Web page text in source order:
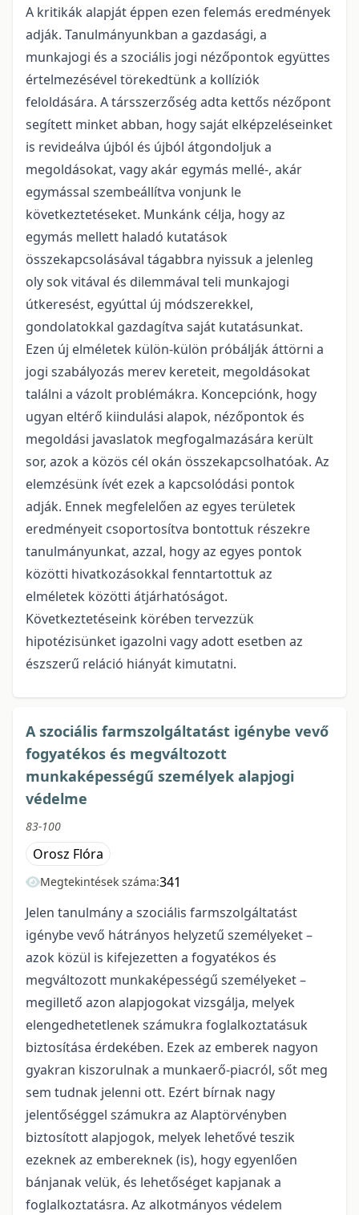
A kritikák alapját éppen ezen felemás eredmények
adják. Tanulmányunkban a gazdasági, a
munkajogi és a szociális jogi nézőpontok együttes
értelmezésével törekedtünk a kollíziók
feloldására. A társszerzőség adta kettős nézőpont
segített minket abban, hogy saját elképzeléseinket
is revideálva újból és újból átgondoljuk a
megoldásokat, vagy akár egymás mellé-, akár
egymással szembeállítva vonjunk le
következtetéseket. Munkánk célja, hogy az
egymás mellett haladó kutatások
összekapcsolásával tágabbra nyissuk a jelenleg
oly sok vitával és dilemmával teli munkajogi
útkeresést, egyúttal új módszerekkel,
gondolatokkal gazdagítva saját kutatásunkat.
Ezen új elméletek külön-külön próbálják áttörni a
jogi szabályozás merev kereteit, megoldásokat
találni a vázolt problémákra. Koncepciónk, hogy
ugyan eltérő kiindulási alapok, nézőpontok és
megoldási javaslatok megfogalmazására került
sor, azok a közös cél okán összekapcsolhatóak. Az
elemzésünk ívét ezek a kapcsolódási pontok
adják. Ennek megfelelően az egyes területek
eredményeit csoportosítva bontottuk részekre
tanulmányunkat, azzal, hogy az egyes pontok
közötti hivatkozásokkal fenntartottuk az
elméletek közötti átjárhatóságot.
Következtetéseink körében tervezzük
hipotézisünket igazolni vagy adott esetben az
észszerű reláció hiányát kimutatni.
A szociális farmszolgáltatást igénybe vevő
fogyatékos és megváltozott
munkaképességű személyek alapjogi
védelme
83-100
Orosz Flóra
Megtekintések száma:341
Jelen tanulmány a szociális farmszolgáltatást
igénybe vevő hátrányos helyzetű személyeket –
azok közül is kifejezetten a fogyatékos és
megváltozott munkaképességű személyeket –
megillető azon alapjogokat vizsgálja, melyek
elengedhetetlenek számukra foglalkoztatásuk
biztosítása érdekében. Ezek az emberek nagyon
gyakran kiszorulnak a munkaerő-piacról, sőt meg
sem tudnak jelenni ott. Ezért bírnak nagy
jelentőséggel számukra az Alaptörvényben
biztosított alapjogok, melyek lehetővé teszik
ezeknek az embereknek (is), hogy egyenlően
bánjanak velük, és lehetőséget kapjanak a
foglalkoztatásra. Az alkotmányos védelem